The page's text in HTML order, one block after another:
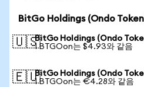
BitGo Holdings (Ondo
🇺🇸BitGo Holdings (Ondo
1 BTGOon는 $4.93와 같음
🇪🇺BitGo Holdings (Ondo
1 BTGOon는 €4.28와 같음